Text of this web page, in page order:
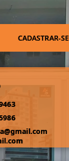
CADASTRAR-SE